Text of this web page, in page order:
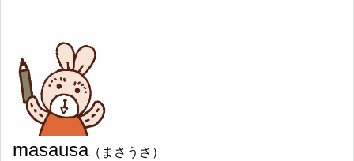
masausa（まさうさ）